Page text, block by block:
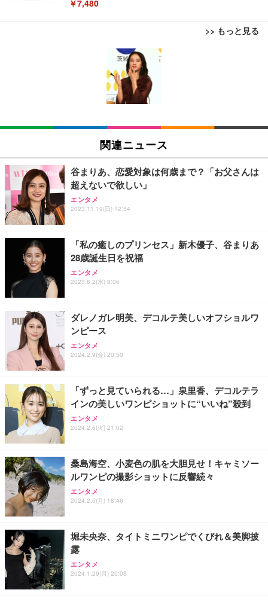
￥7,480
>> もっと見る
[EdoErgo] オフィスチェア 椅子 テレワーク 疲れな
い 跳ね上げ式アームレスト コンパクト 約105度ロッ
キング pc 事務椅子 360度回転 座面昇降 強化ナイロ
ン樹脂ベース 通気性メッシュ 在宅ワーク H-WY01
(黒網+黒枠+黒足)
SIHOO B100 オフィスチェア／デスクチェア メッシ
ュチェア 人間工学 疲れない ブラック
￥27,999
Sezlife オフィスチェア デスクチェア 疲れない テレ
ワーク チェア 強化バックレスト 30度ロッキング機
能 人間工学 椅子 腰サポート 90度跳ね上げ式アーム
ョン PCチェア 通気性メッシュ ゲーミング/勉強/事
務用 おしゃれ パソコンチェア (ブラック)
Sezlife オフィスチェア デスクチェア 疲れない テレ
ワーク チェア 強化バックレスト 30度ロッキング機
能 人間工学 椅子 腰サポート 90度跳ね上げ式アーム
務用 おしゃれ パソコンチェア (ホワイト)
ANDWINT オフィスチェア デスクチェア 肘なし メ
ッシュ 通気性 ランバーサポート付き 腰サポート ガ
ス圧無段階昇降 360度回転 キャスター付き コンパク
EIZO ビジネス向けプレミアムモニター | FlexScan
EV3240X-WT | 31.5型4K UHD・USB Type-C・ホワ
￥105,595
EIZO ビジネス向けプレミアムモニター | FlexScan
【純正品】27"ゲーミングモニター DualSense 充電
フック付き（CFI-ZDM1J）
【整備済み品】Dell E2724HS 27インチ 液晶モニタ
ー フルHD（1920×1080）VA 非光沢 HDMI/DisplayP
ort/VGA スピーカー内蔵 高さ調整 スイベル VESA対
【MiniLED/24.5inch/280Hz/FHD】GRAPHT THE S
HOOTER Gaming Monitor 24” Essential ゲーミン
グモニター QD 24.5インチ 1ms FHD 量子ドット 残
Amazonベーシック ペットシーツ 薄型 レギュラー 1
回使い捨て 無香料 ホワイト 300枚
Amazonベーシック ペットシーツ 厚型 ワイド 42枚
x2袋(84枚) ホワイト(吸収面:ライトブルー)
￥3,234
ネオ・ルーライフ ネオ・オムツ L 中型犬用 26枚入
り 単品
Smart Basic(スマートベーシック) 【Amazon.co.jp
限定】 Smart Basic アイリスオーヤマ ペットシーツ
超厚型 お徳用 ワイド 100枚入 (x 1) (ケース販売)
ュラー 200枚入【Amazon.co.jp限定】
関連ニュース
谷まりあ、恋愛対象は何歳まで？「お父さんは
超えないで欲しい」
エンタメ
2023.11.19(日) 12:54
「私の癒しのプリンセス」新木優子、谷まりあ
28歳誕生日を祝福
エンタメ
2023.8.2(水) 8:06
ダレノガレ明美、デコルテ美しいオフショルワ
ンピース
エンタメ
2024.2.9(金) 20:50
「ずっと見ていられる…」泉里香、デコルテラ
インの美しいワンピショットに“いいね”殺到
エンタメ
2024.2.6(火) 21:02
桑島海空、小麦色の肌を大胆見せ！キャミソー
ルワンピの撮影ショットに反響続々
エンタメ
2024.2.5(月) 18:46
堀未央奈、タイトミニワンピでくびれ＆美脚披
露
エンタメ
2024.1.29(月) 20:08